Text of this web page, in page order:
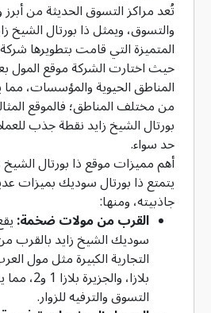
تُعد مراكز التسوق الحديثة من
والتسوق، ويمثل ذا بورتال الشيخ
المتميزة التي قامت بتطويرها
حيث اختارت الشركة موقع المول
المناطق الحيوية والمؤسسات،
من مختلف المناطق؛ فالموقع
بورتال الشيخ زايد نقطة جذب
حد سواء.
أهم مميزات موقع ذا بورتال الشيخ
يتمتع ذا بورتال سوديك بميزات
جاذبيته، ومنها:
القرب من مولات ضخمة:
سوديك الشيخ زايد بالقرب
التجارية الكبيرة مثل مول
بلازا،
التسوق والترفيه للزوار.